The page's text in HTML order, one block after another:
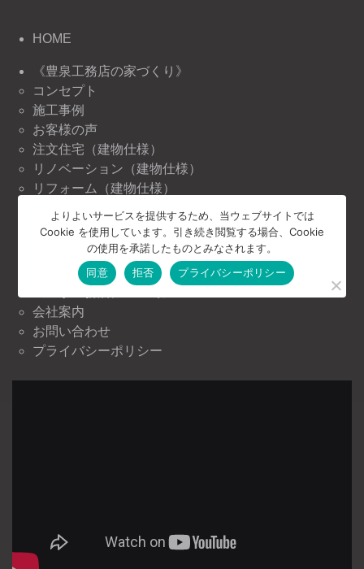
HOME
《豊泉工務店の家づくり》
コンセプト
施工事例
お客様の声
注文住宅（建物仕様）
リノベーション（建物仕様）
リフォーム（建物仕様）
《豊泉工務店の情報》
ニュース＆トピックス
イベント情報
会社案内
お問い合わせ
プライバシーポリシー
よりよいサービスを提供するため、当ウェブサイトでは
Cookie を使用しています。引き続き閲覧する場合、Cookie
の使用を承諾したものとみなされます。
同意
拒否 プライバシーポリシー